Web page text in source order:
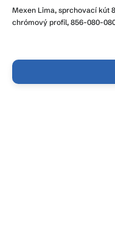
Mexen Lima, sprchovací kút
chrómový profil, 856-080-
produktu
je